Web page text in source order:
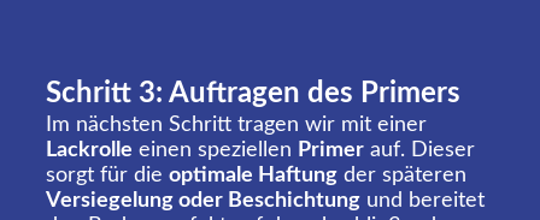
Schritt 3: Auftragen des Primers
Im nächsten Schritt tragen wir mit einer
Lackrolle einen speziellen Primer auf. Dieser
sorgt für die optimale Haftung der späteren
Versiegelung oder Beschichtung und bereitet